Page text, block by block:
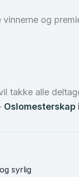
vinnerne og
takke alle
syrlig